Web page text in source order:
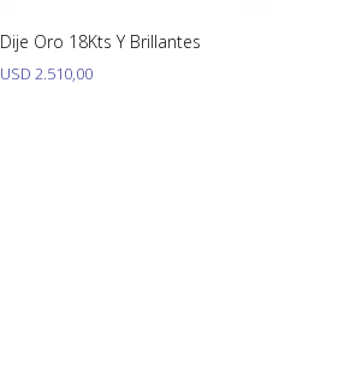
Dije Oro 18Kts Y Brillantes
USD 2.510,00